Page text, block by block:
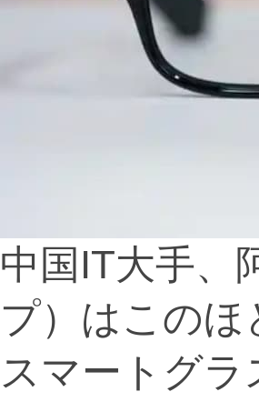
中国IT大手、
プ）はこのほ
スマートグラ